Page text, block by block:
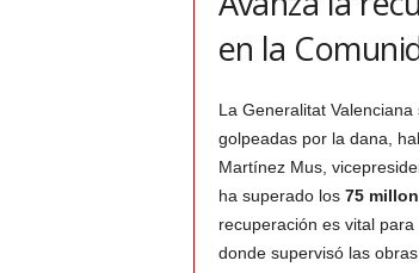
en la
La Generalitat
golpeadas por la dana,
Martínez Mus,
ha superado los 75
recuperación es vital
donde supervisó las